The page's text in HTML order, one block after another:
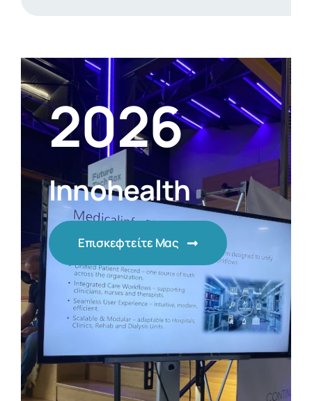
2026
Innohealth
Επισκεφτείτε Μας